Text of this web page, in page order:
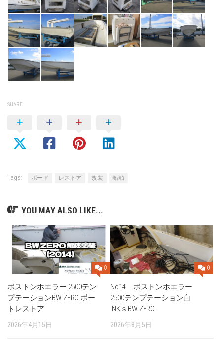
SHARE
Tags: ボード レストア 改装 船舶
YOU MAY ALSO LIKE...
0
ボストンホエラー 2500テン
プテーションBW ZERO ボー
トレストア
2026年4月15日
0
No14 ボストンホエラー
2500テンプテーション白
INKｓBW ZERO
2026年8月5日